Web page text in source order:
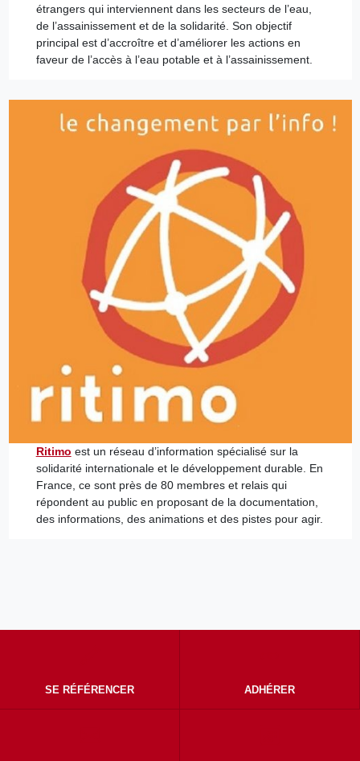
étrangers qui interviennent dans les secteurs de l’eau,
de l’assainissement et de la solidarité. Son objectif
principal est d’accroître et d’améliorer les actions en
faveur de l’accès à l’eau potable et à l’assainissement.
Ritimo est un réseau d’information spécialisé sur la
solidarité internationale et le développement durable. En
France, ce sont près de 80 membres et relais qui
répondent au public en proposant de la documentation,
des informations, des animations et des pistes pour agir.
SE RÉFÉRENCER ADHÉRER